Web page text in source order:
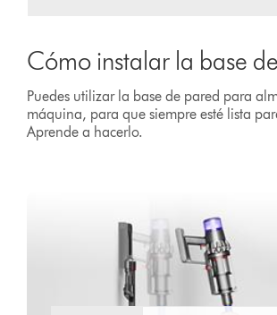
Cómo instalar la base
Puedes utilizar la base de pared para
máquina, para que siempre esté lista
Aprende a hacerlo.